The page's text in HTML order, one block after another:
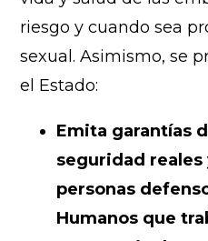
riesgo y cuando sea
sexual. Asimismo, se
el Estado:
Emita garantías
seguridad reales
personas
Humanos que